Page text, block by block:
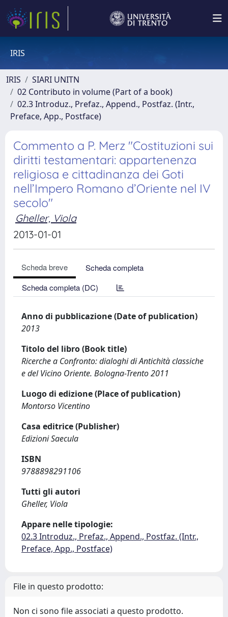
IRIS
IRIS
SIARI UNITN
02 Contributo in volume (Part of a book)
02.3 Introduz., Prefaz., Append., Postfaz. (Intr.,
Preface, App., Postface)
Commento a P. Merz "Costituzioni sui
diritti testamentari: appartenenza
religiosa e cittadinanza dei Goti
nell’Impero Romano d’Oriente nel IV
secolo"
Gheller, Viola
2013-01-01
Scheda breve
Scheda completa
Scheda completa (DC)
Anno di pubblicazione (Date of publication)
2013
Titolo del libro (Book title)
Ricerche a Confronto: dialoghi di Antichità classiche
e del Vicino Oriente. Bologna-Trento 2011
Luogo di edizione (Place of publication)
Montorso Vicentino
Casa editrice (Publisher)
Edizioni Saecula
ISBN
9788898291106
Tutti gli autori
Gheller, Viola
Appare nelle tipologie:
02.3 Introduz., Prefaz., Append., Postfaz. (Intr.,
Preface, App., Postface)
File in questo prodotto:
Non ci sono file associati a questo prodotto.